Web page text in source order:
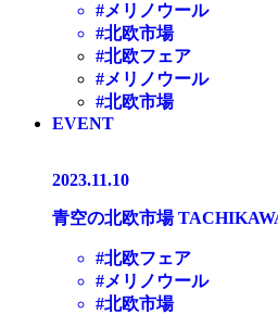
#メリノウール
#北欧市場
#北欧フェア
#メリノウール
#北欧市場
EVENT
2023.11.10
青空の北欧市場
#北欧フェア
#メリノウール
#北欧市場